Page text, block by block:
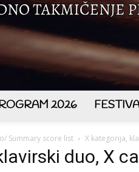
2026
Summary score list X kategorija,
duo, X